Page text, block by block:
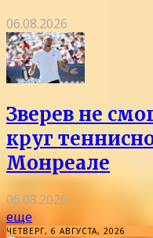
06.08.2026
Зверев не
круг
Монреале
06.08.2026
еще
ЧЕТВЕРГ, 6 АВГУСТА, 2026